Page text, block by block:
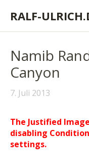
RALF-
Namib
Canyon
7. Juli 2013
The Justified
disabling
settings.